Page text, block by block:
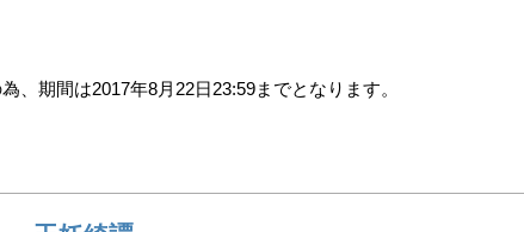
、期間は2017年8月22日23:59までとなります。